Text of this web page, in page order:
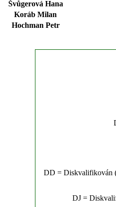
Švůgerová Hana
Koráb Milan
Hochman Petr
DD = Diskvalifikován
DJ =